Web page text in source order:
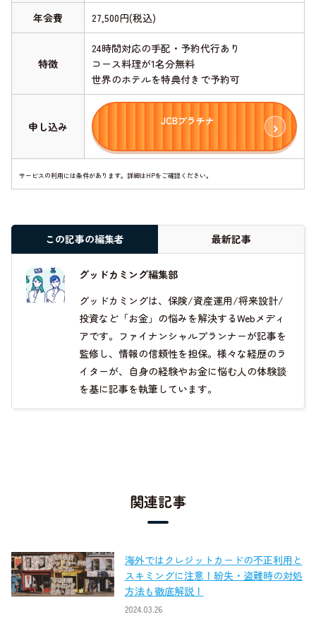
年会費 27,500円(税込)
特徴
24時間対応の手配・予約代行あり
コース料理が1名分無料
世界のホテルを特典付きで予約可
申し込み JCBプラチナ
サービスの利用には条件があります。詳細はHPをご確認ください。
この記事の編集者 最新記事
グッドカミング編集部
グッドカミングは、保険/資産運用/将来設計/
投資など「お金」の悩みを解決するWebメディ
アです。ファイナンシャルプランナーが記事を
監修し、情報の信頼性を担保。様々な経歴のラ
イターが、自身の経験やお金に悩む人の体験談
を基に記事を執筆しています。
関連記事
海外ではクレジットカードの不正利用と
スキミングに注意！紛失・盗難時の対処
方法も徹底解説！
2024.03.26